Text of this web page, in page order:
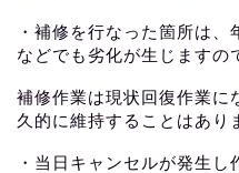
・補修を行なった箇所は
などでも劣化が生じますの
補修作業は現状回復作業に
久的に維持することはあり
・当日キャンセルが発生し